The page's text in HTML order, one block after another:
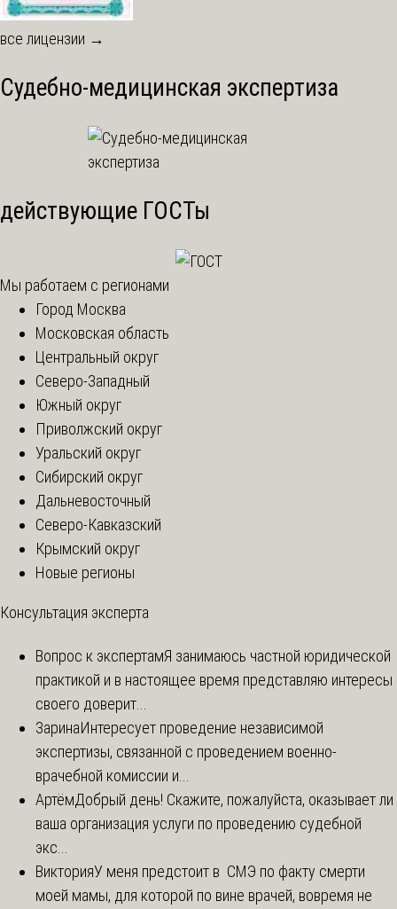
все лицензии →
Судебно-медицинская экспертиза
действующие ГОСТы
Мы работаем с регионами
Город Москва
Московская область
Центральный округ
Северо-Западный
Южный округ
Приволжский округ
Уральский округ
Сибирский округ
Дальневосточный
Северо-Кавказский
Крымский округ
Новые регионы
Консультация эксперта
Вопрос к экспертамЯ занимаюсь частной юридической
практикой и в настоящее время представляю интересы
своего доверит...
ЗаринаИнтересует проведение независимой
экспертизы, связанной с проведением военно-
врачебной комиссии и...
АртёмДобрый день! Скажите, пожалуйста, оказывает ли
ваша организация услуги по проведению судебной
экс...
ВикторияУ меня предстоит в СМЭ по факту смерти
моей мамы, для которой по вине врачей, вовремя не